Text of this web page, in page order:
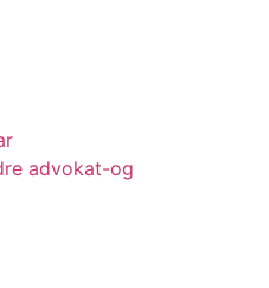
advokat-og